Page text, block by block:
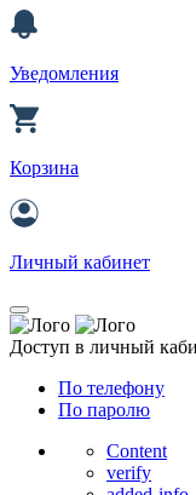
Уведомления
Корзина
Личный кабинет
Доступ в личный
По телефону
По паролю
Content
verify